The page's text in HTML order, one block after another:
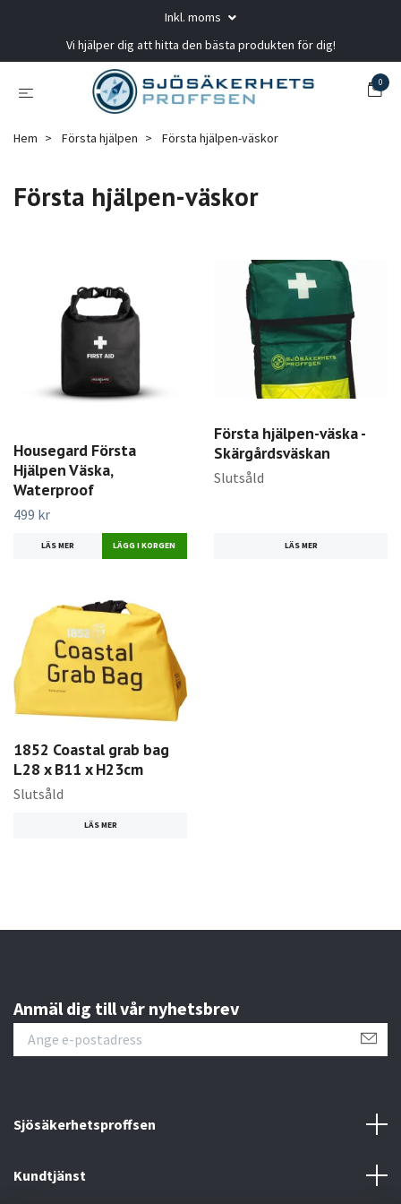
Inkl. moms
Vi hjälper dig att hitta den bästa produkten för dig!
0
Hem Första hjälpen Första hjälpen-väskor
Första hjälpen-väskor
Housegard Första
Hjälpen Väska,
Waterproof
499 kr
LÄS MER
Första hjälpen-väska -
Skärgårdsväskan
Slutsåld
LÄS MER
1852 Coastal grab bag
L28 x B11 x H23cm
Slutsåld
LÄS MER
Anmäl dig till vår nyhetsbrev
Sjösäkerhetsproffsen
Kundtjänst